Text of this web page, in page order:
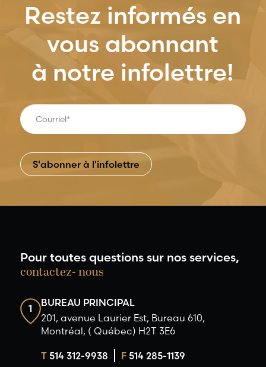
Restez informés en
vous abonnant
à notre infolettre!
Pour toutes questions sur nos services,
contactez- nous
1
BUREAU PRINCIPAL
201, avenue Laurier Est, Bureau 610,
Montréal, ( Québec) H2T 3E6
T514 312-9938 F514 285-1139